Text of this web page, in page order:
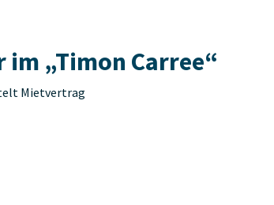
„Timon Carree“
Mietvertrag